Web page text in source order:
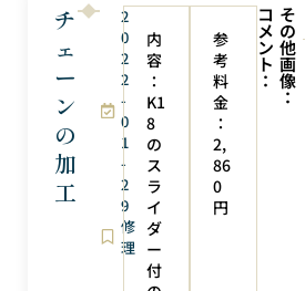
チ
ェ
ー
ン
の
加
工
2
0
2
2
-
0
1
-
2
9
修
理
内
容
：
K1
8
の
ス
ラ
イ
ダ
ー
付
参
考
料
金
：
2,
86
0
円
コ
メ
ン
ト
：
そ
の
他
画
像
：